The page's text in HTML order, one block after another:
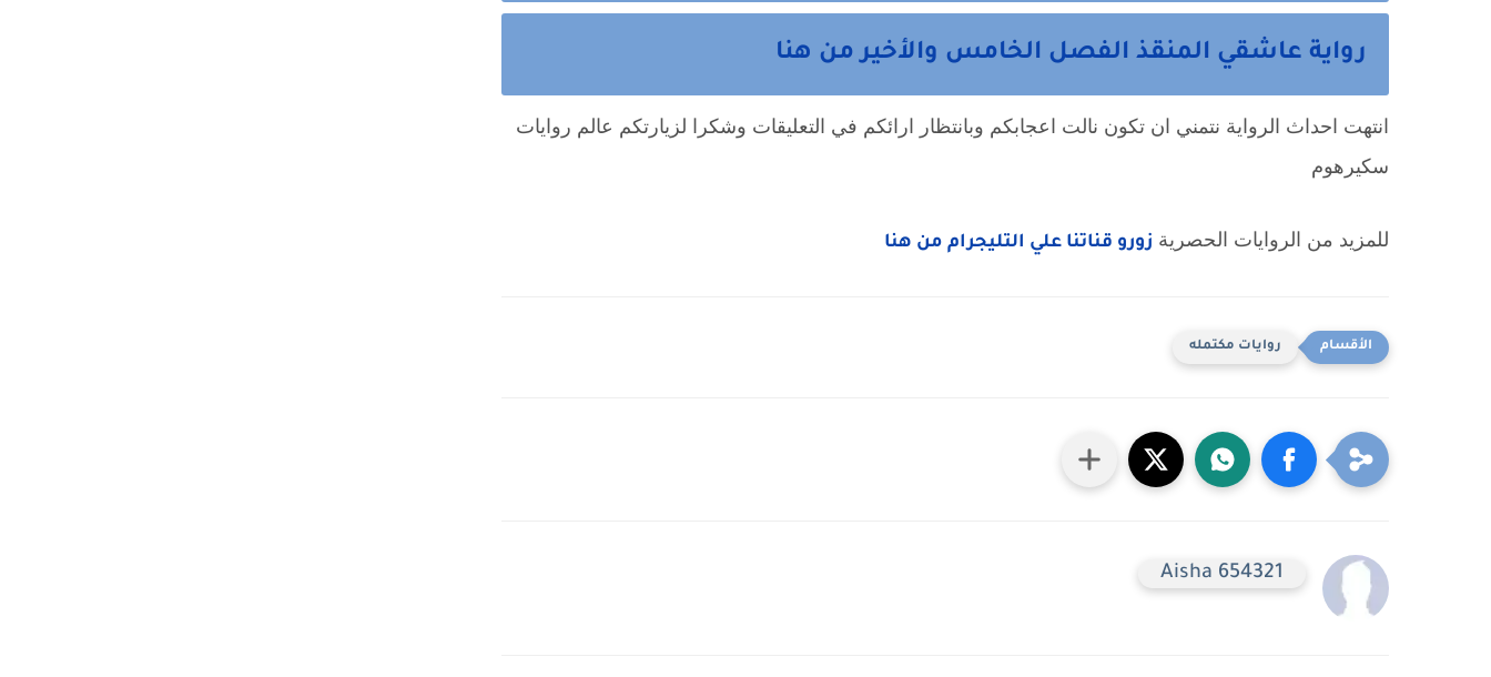
رواية عاشقي المنقذ الفصل الخامس والأخير من هنا
سكيرهوم
للمزيد من الروايات الحصرية زورو قناتنا علي التليجرام من هنا
روايات مكتمله
Aisha 654321